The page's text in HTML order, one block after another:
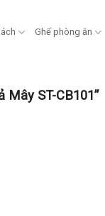
Ghế phòng ăn
Mây ST-CB101”